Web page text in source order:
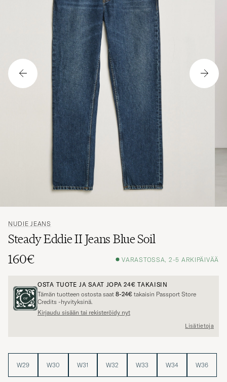
NUDIE JEANS
Steady Eddie II Jeans Blue Soil
160€
VARASTOSSA, 2-5 ARKIPÄIVÄÄ
OSTA TUOTE JA SAAT JOPA24€ TAKAISIN
Tämän tuotteen ostosta saat 8-24€ takaisin Passport Store
Credits -hyvityksinä.
Kirjaudu sisään tai rekisteröidy nyt
Lisätietoja
W29 W30 W31 W32 W33 W34 W36